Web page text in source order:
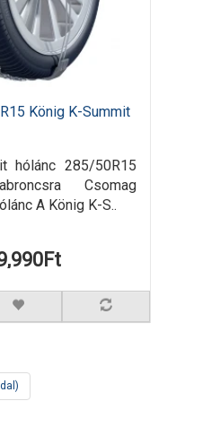
König K-Summit
hólánc 285/50R15
Csomag
A König K-S..